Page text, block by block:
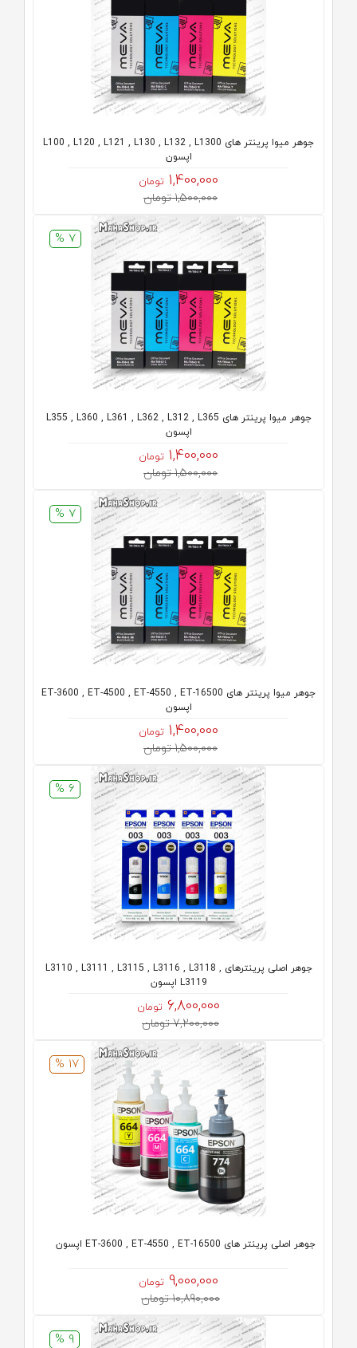
جوهر میوا پرینتر های L100 , L120 , L121 , L130 , L132 , L1300
اپسون
1,400,000 تومان
1,500,000 تومان
7 %
جوهر میوا پرینتر های L355 , L360 , L361 , L362 , L312 , L365
اپسون
1,400,000 تومان
1,500,000 تومان
7 %
جوهر میوا پرینتر های ET-3600 , ET-4500 , ET-4550 , ET-16500
اپسون
1,400,000 تومان
1,500,000 تومان
6 %
جوهر اصلی پرینترهای L3110 , L3111 , L3115 , L3116 , L3118 ,
L3119 اپسون
6,800,000 تومان
7,200,000 تومان
17 %
جوهر اصلی پرینتر های ET-3600 , ET-4550 , ET-16500 اپسون
9,000,000 تومان
10,890,000 تومان
9 %